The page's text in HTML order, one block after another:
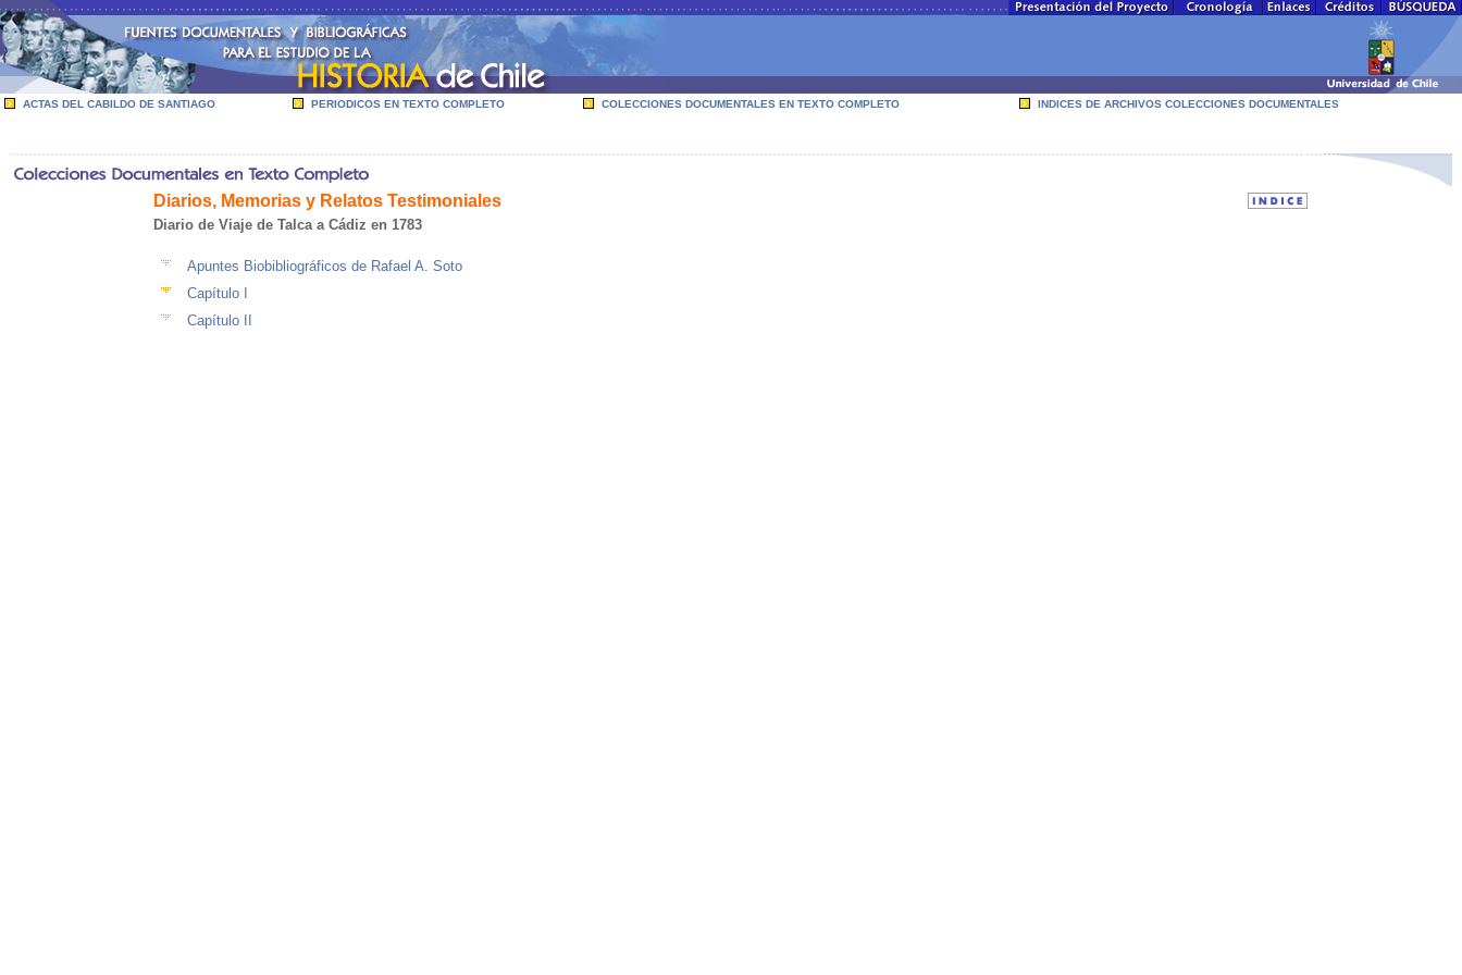
ACTAS DEL CABILDO DE SANTIAGO PERIODICOS EN TEXTO COMPLETO COLECCIONES DOCUMENTALES EN TEXTO COMPLETO INDICES DE ARCHIVOS COLECCIONES DOCUMENTALES
Diarios, Memorias y Relatos Testimoniales
Diario de Viaje de Talca a Cádiz en 1783
Apuntes Biobibliográficos de Rafael A. Soto
Capítulo I
Capítulo II